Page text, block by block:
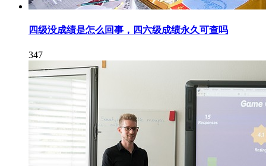
四级没成绩是怎么回事，四六级成绩永久可查吗
347